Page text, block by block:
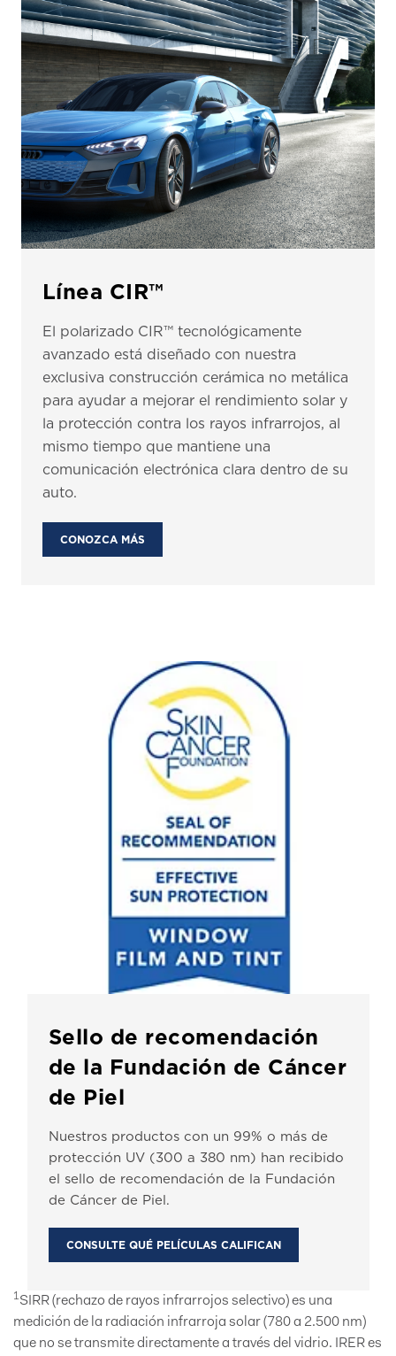
Línea CIR™
El polarizado CIR™ tecnológicamente
avanzado está diseñado con nuestra
exclusiva construcción cerámica no metálica
para ayudar a mejorar el rendimiento solar y
la protección contra los rayos infrarrojos, al
mismo tiempo que mantiene una
comunicación electrónica clara dentro de su
auto.
CONOZCA MÁS
Sello de recomendación
de la Fundación de Cáncer
de Piel
Nuestros productos con un 99% o más de
protección UV (300 a 380 nm) han recibido
el sello de recomendación de la Fundación
de Cáncer de Piel.
CONSULTE QUÉ PELÍCULAS CALIFICAN
1SIRR (rechazo de rayos infrarrojos selectivo) es una
medición de la radiación infrarroja solar (780 a 2.500 nm)
que no se transmite directamente a través del vidrio. IRER es